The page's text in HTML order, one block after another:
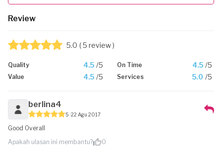
Review
5.0 ( 5 review )
Quality 4.5 /5 On Time 4.5 /5
Value 4.5 /5 Services 5.0 /5
berlina4
5 22 Agu 2017
Good Overall
Apakah ulasan ini membantu?
0